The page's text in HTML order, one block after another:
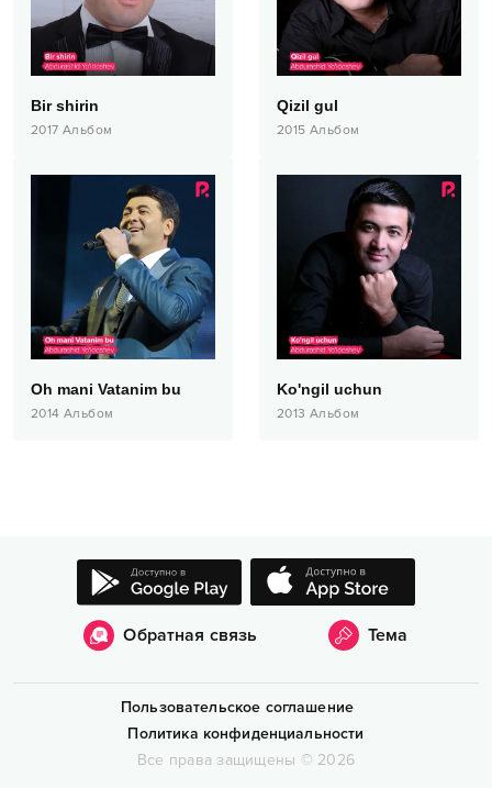
Bir shirin
2017 Альбом
Qizil gul
2015 Альбом
Oh mani Vatanim bu
2014 Альбом
Ko'ngil uchun
2013 Альбом
Обратная связь Тема
Пользовательское соглашение
Политика конфиденциальности
Все права защищены © 2026